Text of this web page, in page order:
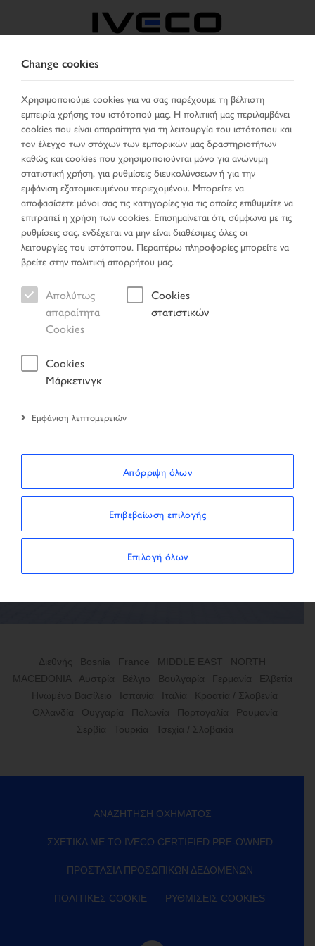
ΕΠΙΛΈΞΤΕ ΧΏΡΑ ΑΛΛΑΞΕ ΓΛΏΣΣΑ
Toggle
navigation
MENU
Όχημα
Σελίδα έναρξης
Αποτέλεσμα αναζήτησης
Το όχημα δεν είναι
διαθέσιμο
ΚΑΤΆ ΤΗΝ ΑΝΑΖΉΤΗΣΗ
Διεθνής Bosnia France MIDDLE EAST
NORTH
MACEDONIA
Αυστρία Βέλγιο Βουλγαρία Γερμανία
Ελβετία
Ηνωμένο Βασίλειο
Ισπανία Ιταλία
Κροατία / Σλοβενία
Ολλανδία
Ουγγαρία Πολωνία Πορτογαλία
Ρουμανία
Σερβία
Τουρκία Τσεχία / Σλοβακία
ΑΝΑΖΉΤΗΣΗ ΟΧΉΜΑΤΟΣ
ΣΧΕΤΙΚΆ ΜΕ ΤΟ IVECO CERTIFIED PRE-OWNED
ΠΡΟΣΤΑΣΊΑ ΠΡΟΣΩΠΙΚΏΝ ΔΕΔΟΜΈΝΩΝ
ΠΟΛΙΤΙΚΈΣ COOKIE ΡΥΘΜΊΣΕΙΣ COOKIES
Change cookies
Χρησιμοποιούμε cookies για να σας παρέχουμε τη βέλτιστη
εμπειρία χρήσης του ιστότοπού μας. Η πολιτική μας περιλαμβάνει
cookies που είναι απαραίτητα για τη λειτουργία του ιστότοπου και
τον έλεγχο των στόχων των εμπορικών μας δραστηριοτήτων
καθώς και cookies που χρησιμοποιούνται μόνο για ανώνυμη
στατιστική χρήση, για ρυθμίσεις διευκολύνσεων ή για την
εμφάνιση εξατομικευμένου περιεχομένου. Μπορείτε να
αποφασίσετε μόνοι σας τις κατηγορίες για τις οποίες επιθυμείτε να
επιτραπεί η χρήση των cookies. Επισημαίνεται ότι, σύμφωνα με τις
ρυθμίσεις σας, ενδέχεται να μην είναι διαθέσιμες όλες οι
λειτουργίες του ιστότοπου. Περαιτέρω πληροφορίες μπορείτε να
βρείτε στην πολιτική απορρήτου μας.
Απολύτως
απαραίτητα
Cookies
Cookies
στατιστικών
Cookies
Μάρκετινγκ
Εμφάνιση λεπτομερειών
Απόρριψη όλων
Επιβεβαίωση επιλογής
Επιλογή όλων